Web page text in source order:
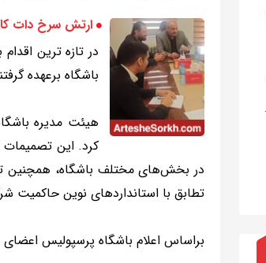
ارتش سرخ دات
در تازه ترین
باشگاه برعهده
هیئت مدیره
کرد. این
در بخش‌های مختلف باشگاه، همچنین
تطابق با استانداردهای نوین حاکمیت
براساس اعلام باشگاه پرسپولیس